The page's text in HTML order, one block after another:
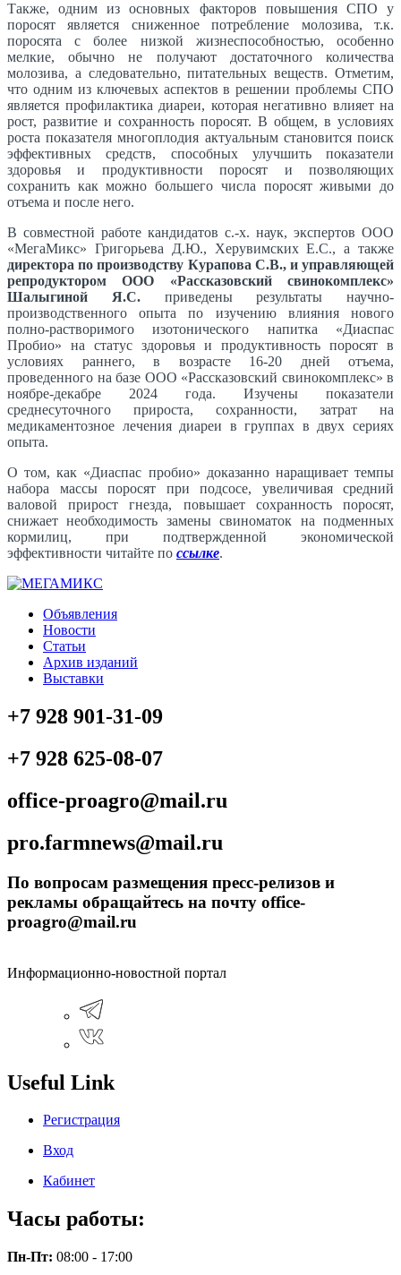
Также, одним из основных факторов повышения СПО у
поросят является сниженное потребление молозива, т.к.
поросята с более низкой жизнеспособностью, особенно
мелкие, обычно не получают достаточного количества
молозива, а следовательно, питательных веществ. Отметим,
что одним из ключевых аспектов в решении проблемы СПО
является профилактика диареи, которая негативно влияет на
рост, развитие и сохранность поросят. В общем, в условиях
роста показателя многоплодия актуальным становится поиск
эффективных средств, способных улучшить показатели
здоровья и продуктивности поросят и позволяющих
сохранить как можно большего числа поросят живыми до
отъема и после него.
В совместной работе кандидатов с.-х. наук, экспертов ООО
«МегаМикс» Григорьева Д.Ю., Херувимских Е.С., а также
директора по производству Курапова С.В., и управляющей
репродуктором ООО «Рассказовский свинокомплекс»
Шалыгиной Я.С.приведены результаты научно-
производственного опыта по изучению влияния нового
полно-растворимого изотонического напитка «Диаспас
Пробио» на статус здоровья и продуктивность поросят в
условиях раннего, в возрасте 16-20 дней отъема,
проведенного на базе ООО «Рассказовский свинокомплекс» в
ноябре-декабре 2024 года. Изучены показатели
среднесуточного прироста, сохранности, затрат на
медикаментозное лечения диареи в группах в двух сериях
опыта.
О том, как «Диаспас пробио» доказанно наращивает темпы
набора массы поросят при подсосе, увеличивая средний
валовой прирост гнезда, повышает сохранность поросят,
снижает необходимость замены свиноматок на подменных
кормилиц, при подтвержденной экономической
эффективности читайте по ссылке.
Объявления
Новости
Статьи
Архив изданий
Выставки
+7 928 901-31-09
+7 928 625-08-07
office-proagro@mail.ru
pro.farmnews@mail.ru
По вопросам размещения пресс-релизов и
рекламы обращайтесь на почту office-
proagro@mail.ru
Информационно-новостной портал
Useful Link
Регистрация
Вход
Кабинет
Часы работы:
Пн-Пт: 08:00 - 17:00